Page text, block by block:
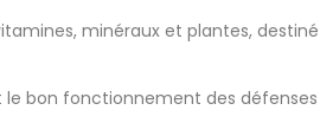
minéraux et plantes,
bon fonctionnement des